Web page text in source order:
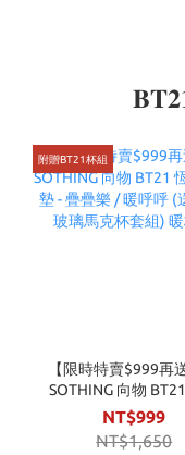
附贈BT21杯組
【限時特賣$999再
SOTHING 向物
暖杯墊 - 疊疊樂 / 暖
(送BT21玻璃馬克杯
暖杯墊
NT$999
NT$1,650